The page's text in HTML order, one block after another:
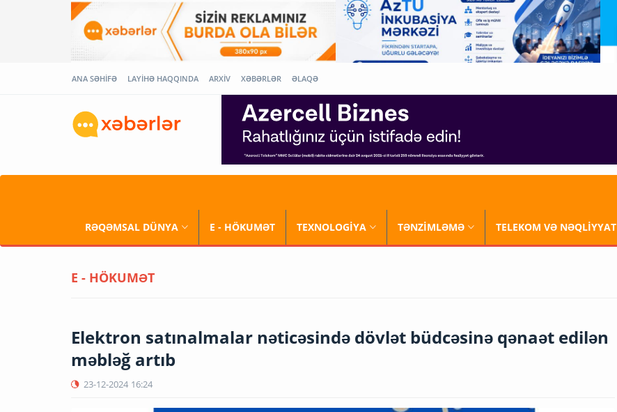
ANA SƏHİFƏ LAYİHƏ HAQQINDA ARXİV XƏBƏRLƏR ƏLAQƏ
RƏQƏMSAL DÜNYA E - HÖKUMƏT TEXNOLOGİYA TƏNZİMLƏMƏ TELEKOM VƏ NƏQLİYYAT
E - HÖKUMƏT
Elektron satınalmalar nəticəsində dövlət büdcəsinə qənaət edilən
məbləğ artıb
23-12-2024 16:24